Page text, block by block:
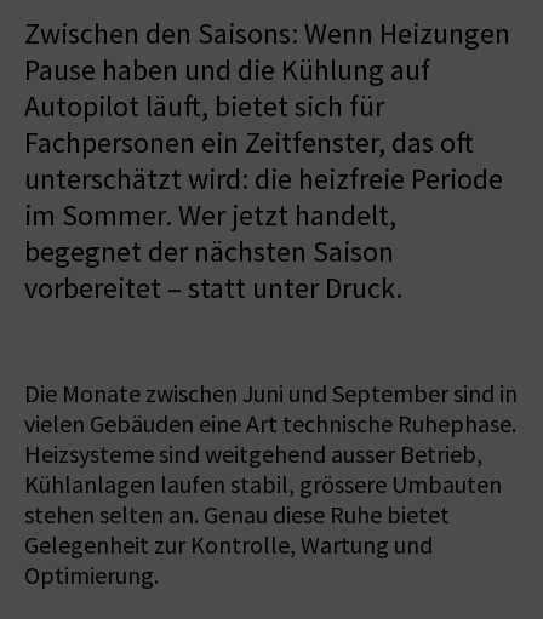
Zwischen den Saisons: Wenn Heizungen
Pause haben und die Kühlung auf
Autopilot läuft, bietet sich für
Fachpersonen ein Zeitfenster, das oft
unterschätzt wird: die heizfreie Periode
im Sommer. Wer jetzt handelt,
begegnet der nächsten Saison
vorbereitet – statt unter Druck.
Die Monate zwischen Juni und September sind in
vielen Gebäuden eine Art technische Ruhephase.
Heizsysteme sind weitgehend ausser Betrieb,
Kühlanlagen laufen stabil, grössere Umbauten
stehen selten an. Genau diese Ruhe bietet
Gelegenheit zur Kontrolle, Wartung und
Optimierung.